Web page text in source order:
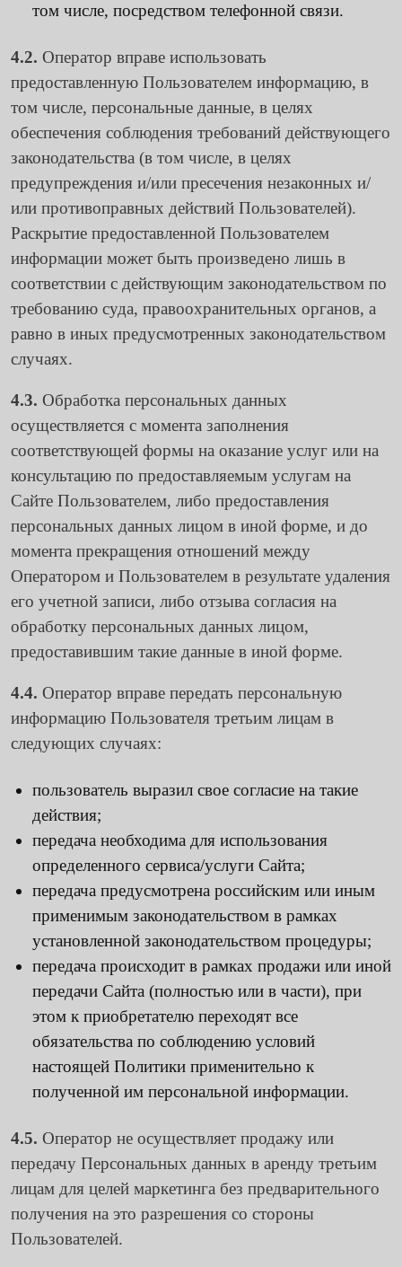
том числе, посредством телефонной связи.
4.2. Оператор вправе использовать
предоставленную Пользователем информацию, в
том числе, персональные данные, в целях
обеспечения соблюдения требований действующего
законодательства (в том числе, в целях
предупреждения и/или пресечения незаконных и/
или противоправных действий Пользователей).
Раскрытие предоставленной Пользователем
информации может быть произведено лишь в
соответствии с действующим законодательством по
требованию суда, правоохранительных органов, а
равно в иных предусмотренных законодательством
случаях.
4.3. Обработка персональных данных
осуществляется с момента заполнения
соответствующей формы на оказание услуг или на
консультацию по предоставляемым услугам на
Сайте Пользователем, либо предоставления
персональных данных лицом в иной форме, и до
момента прекращения отношений между
Оператором и Пользователем в результате удаления
его учетной записи, либо отзыва согласия на
обработку персональных данных лицом,
предоставившим такие данные в иной форме.
4.4. Оператор вправе передать персональную
информацию Пользователя третьим лицам в
следующих случаях:
пользователь выразил свое согласие на такие
действия;
передача необходима для использования
определенного сервиса/услуги Сайта;
передача предусмотрена российским или иным
применимым законодательством в рамках
установленной законодательством процедуры;
передача происходит в рамках продажи или иной
передачи Сайта (полностью или в части), при
этом к приобретателю переходят все
обязательства по соблюдению условий
настоящей Политики применительно к
полученной им персональной информации.
4.5. Оператор не осуществляет продажу или
передачу Персональных данных в аренду третьим
лицам для целей маркетинга без предварительного
получения на это разрешения со стороны
Пользователей.